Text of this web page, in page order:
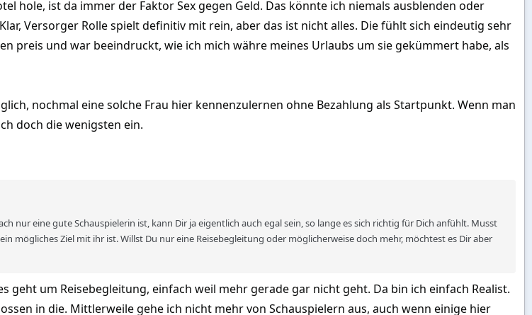
hole, ist da immer der Faktor Sex gegen Geld. Das könnte ich niemals ausblenden oder
Versorger Rolle spielt definitiv mit rein, aber das ist nicht alles. Die fühlt sich eindeutig sehr
preis und war beeindruckt, wie ich mich währe meines Urlaubs um sie gekümmert habe, als
nochmal eine solche Frau hier kennenzulernen ohne Bezahlung als Startpunkt. Wenn man
doch die wenigsten ein.
nur eine gute Schauspielerin ist, kann Dir ja eigentlich auch egal sein, so lange es sich richtig für Dich anfühlt. Musst
mögliches Ziel mit ihr ist. Willst Du nur eine Reisebegleitung oder möglicherweise doch mehr, möchtest es Dir aber
geht um Reisebegleitung, einfach weil mehr gerade gar nicht geht. Da bin ich einfach Realist.
in die. Mittlerweile gehe ich nicht mehr von Schauspielern aus, auch wenn einige hier